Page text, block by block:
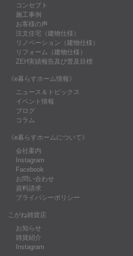
コンセプト
施工事例
お客様の声
注文住宅（建物仕様）
リノベーション（建物仕様）
リフォーム（建物仕様）
ZEH実績報告及び普及目標
《e暮らすホーム情報》
ニュース＆トピックス
イベント情報
ブログ
コラム
《e暮らすホームについて》
会社案内
Instagram
Facebook
お問い合わせ
資料請求
プライバシーポリシー
こがね雑貨店
お知らせ
雑貨紹介
Instagram